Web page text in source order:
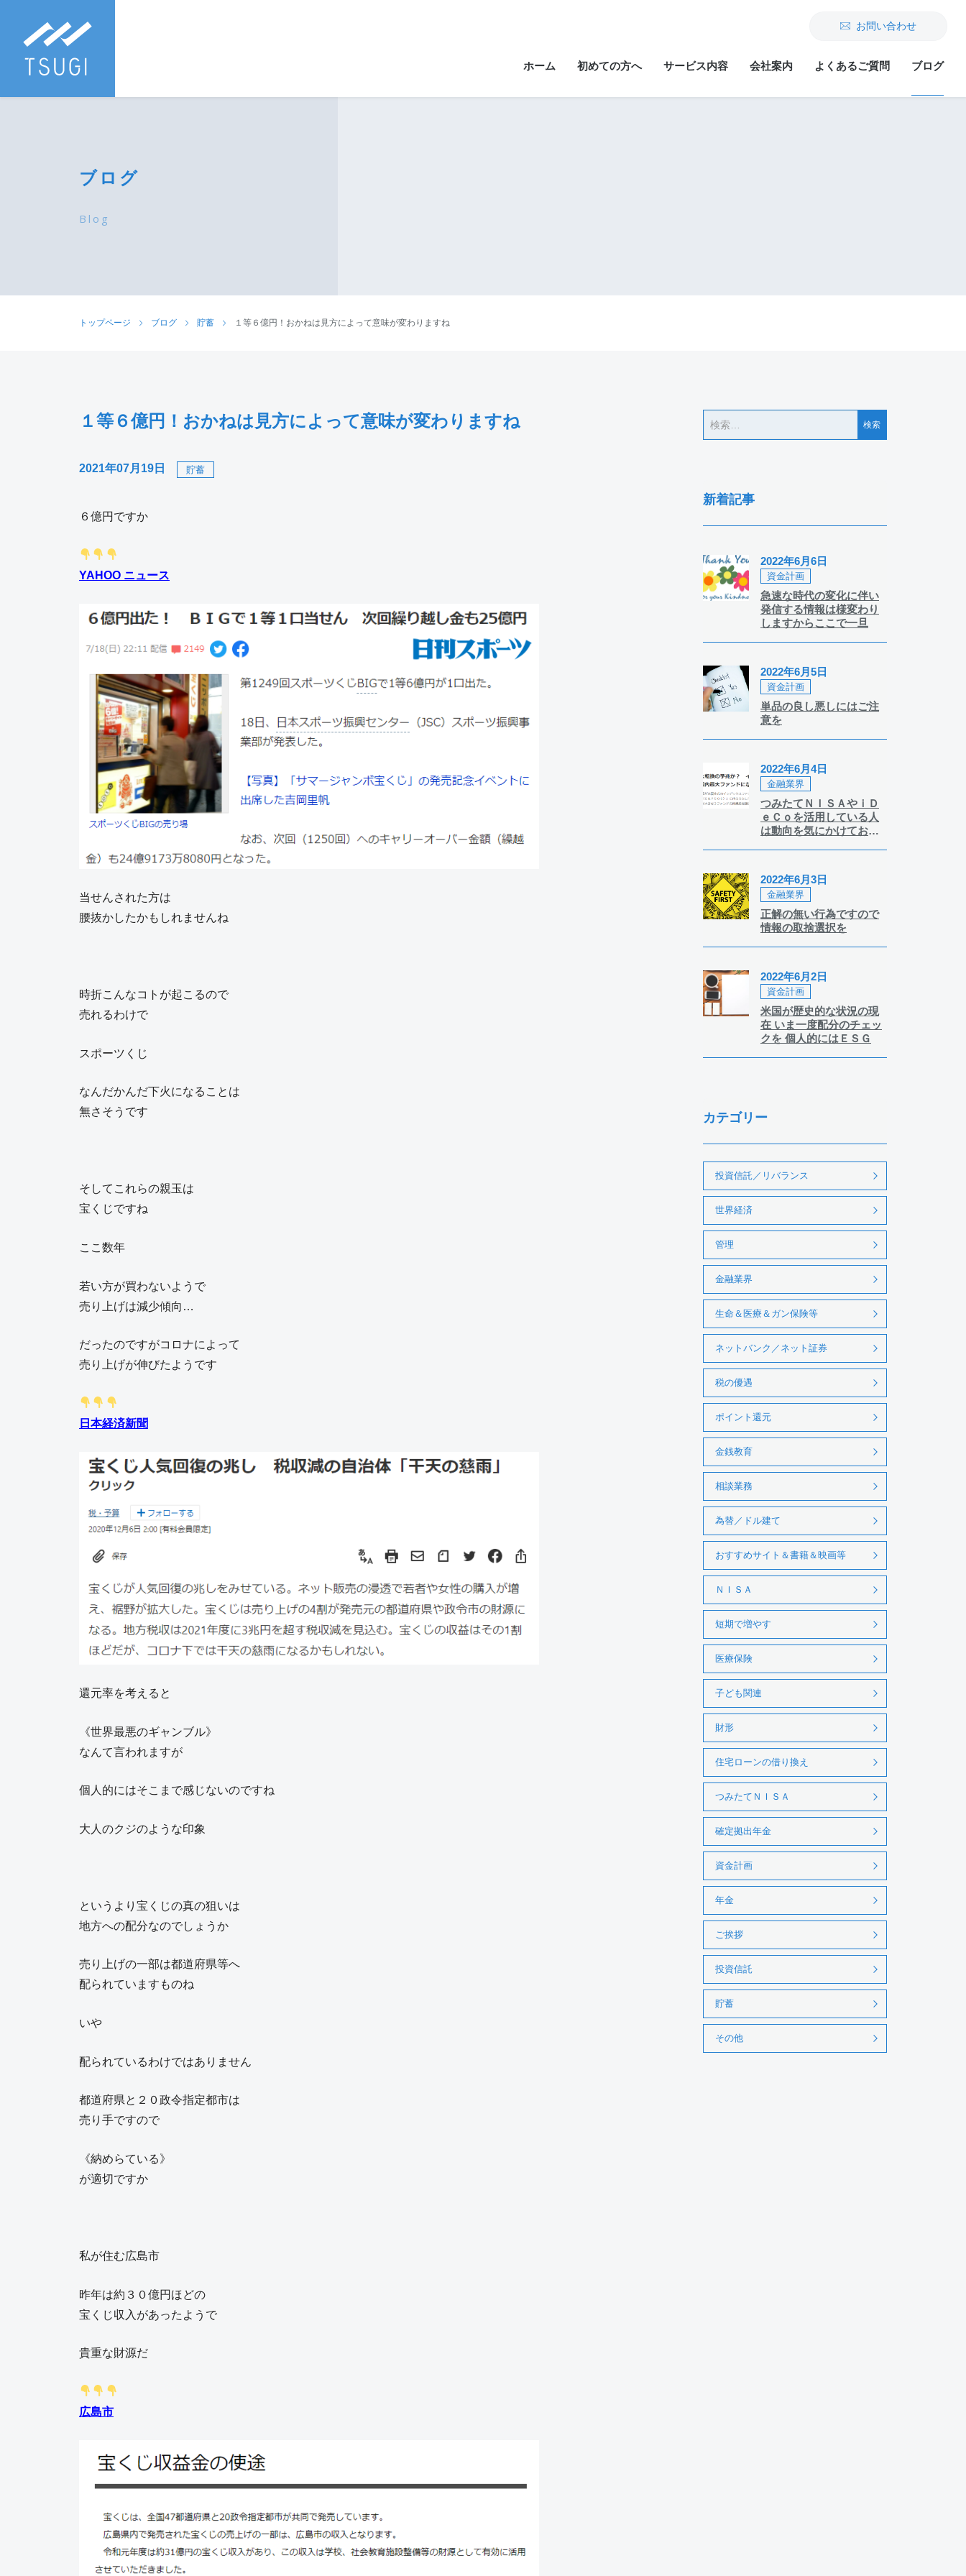
ホーム 初めての方へ サービス内容 会社案内 よくあるご質問 ブログ
お問い合わせ
ブログ
Blog
トップページ ブログ 貯蓄 １等６億円！おかねは見方によって意味が変わりますね
１等６億円！おかねは見方によって意味が変わりますね
2021年07月19日 貯蓄
６億円ですか
YAHOO ニュース
当せんされた方は
腰抜かしたかもしれませんね
時折こんなコトが起こるので
売れるわけで
スポーツくじ
なんだかんだ下火になることは
無さそうです
そしてこれらの親玉は
宝くじですね
ここ数年
若い方が買わないようで
売り上げは減少傾向…
だったのですがコロナによって
売り上げが伸びたようです
日本経済新聞
還元率を考えると
《世界最悪のギャンブル》
なんて言われますが
個人的にはそこまで感じないのですね
大人のクジのような印象
というより宝くじの真の狙いは
地方への配分なのでしょうか
売り上げの一部は都道府県等へ
配られていますものね
いや
配られているわけではありません
都道府県と２０政令指定都市は
売り手ですので
《納めらている》
が適切ですか
私が住む広島市
昨年は約３０億円ほどの
宝くじ収入があったようで
貴重な財源だ
広島市
新着記事
急速な時代の変化に伴い
発信する情報は様変わり
しますからここで一旦
資金計画
2022年6月6日
単品の良し悪しにはご注
意を
資金計画
2022年6月5日
つみたてＮＩＳＡやｉＤ
ｅＣｏを活用している人
は動向を気にかけておき
金融業界
2022年6月4日
正解の無い行為ですので
情報の取捨選択を
金融業界
2022年6月3日
米国が歴史的な状況の現
在 いま一度配分のチェッ
クを 個人的にはＥＳＧ
資金計画
2022年6月2日
カテゴリー
投資信託／リバランス
世界経済
管理
金融業界
生命＆医療＆ガン保険等
ネットバンク／ネット証券
税の優遇
ポイント還元
金銭教育
相談業務
為替／ドル建て
おすすめサイト＆書籍＆映画等
ＮＩＳＡ
短期で増やす
医療保険
子ども関連
財形
住宅ローンの借り換え
つみたてＮＩＳＡ
確定拠出年金
資金計画
年金
ご挨拶
投資信託
貯蓄
その他